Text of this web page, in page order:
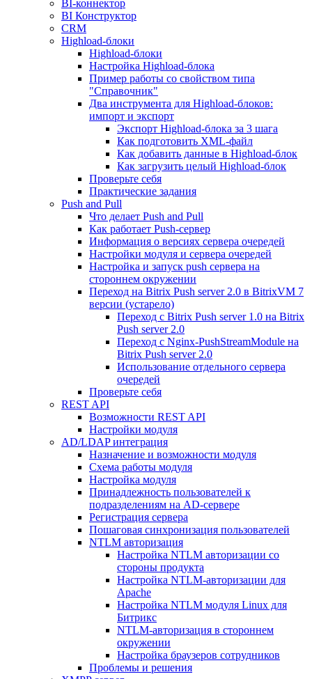
BI-коннектор
BI Конструктор
CRM
Highload-блоки
Highload-блоки
Настройка Highload-блока
Пример работы со свойством типа
"Справочник"
Два инструмента для Highload-блоков:
импорт и экспорт
Экспорт Highload-блока за 3 шага
Как подготовить XML-файл
Как добавить данные в Highload-блок
Как загрузить целый Highload-блок
Проверьте себя
Практические задания
Push and Pull
Что делает Push and Pull
Как работает Push-сервер
Информация о версиях сервера очередей
Настройки модуля и сервера очередей
Настройка и запуск push сервера на
стороннем окружении
Переход на Bitrix Push server 2.0 в BitrixVM 7
версии (устарело)
Переход с Bitrix Push server 1.0 на Bitrix
Push server 2.0
Переход с Nginx-PushStreamModule на
Bitrix Push server 2.0
Использование отдельного сервера
очередей
Проверьте себя
REST API
Возможности REST API
Настройки модуля
AD/LDAP интеграция
Назначение и возможности модуля
Схема работы модуля
Настройка модуля
Принадлежность пользователей к
подразделениям на AD-сервере
Регистрация сервера
Пошаговая синхронизация пользователей
NTLM авторизация
Настройка NTLM авторизации со
стороны продукта
Настройка NTLM-авторизации для
Apache
Настройка NTLM модуля Linux для
Битрикс
NTLM-авторизация в стороннем
окружении
Настройка браузеров сотрудников
Проблемы и решения